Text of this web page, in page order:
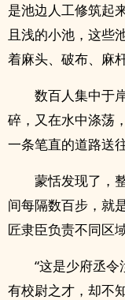
是池边人工修筑起
且浅的小池，这些
着麻头、破布、麻杆
数百人集中于
碎，又在水中涤荡
一条笔直的道路送
蒙恬发现了，
间每隔数百步，就
匠隶臣负责不同区域
“这是少府丞
有校尉之才，却不